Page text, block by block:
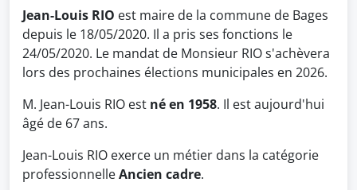
Jean-Louis RIO est maire de la commune de Bages
depuis le 18/05/2020. Il a pris ses fonctions le
24/05/2020. Le mandat de Monsieur RIO s'achèvera
lors des prochaines élections municipales en 2026.
M. Jean-Louis RIO est né en 1958. Il est aujourd'hui
âgé de 67 ans.
Jean-Louis RIO exerce un métier dans la catégorie
professionnelleAncien cadre.